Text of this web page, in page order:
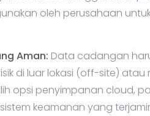
oleh perusahaan
Aman: Data cadangan
di luar lokasi (off-site)
opsi penyimpanan cloud,
keamanan yang